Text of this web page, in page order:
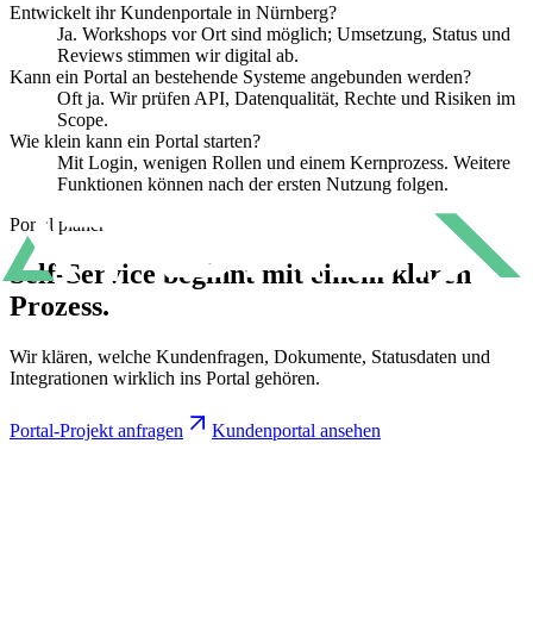
Entwickelt ihr Kundenportale in Nürnberg?
Ja. Workshops vor Ort sind möglich; Umsetzung, Status und
Reviews stimmen wir digital ab.
Kann ein Portal an bestehende Systeme angebunden werden?
Oft ja. Wir prüfen API, Datenqualität, Rechte und Risiken im
Scope.
Wie klein kann ein Portal starten?
Mit Login, wenigen Rollen und einem Kernprozess. Weitere
Funktionen können nach der ersten Nutzung folgen.
Portal planen
Self-Service beginnt mit einem klaren
Prozess.
Wir klären, welche Kundenfragen, Dokumente, Statusdaten und
Integrationen wirklich ins Portal gehören.
Portal-Projekt anfragen Kundenportal ansehen